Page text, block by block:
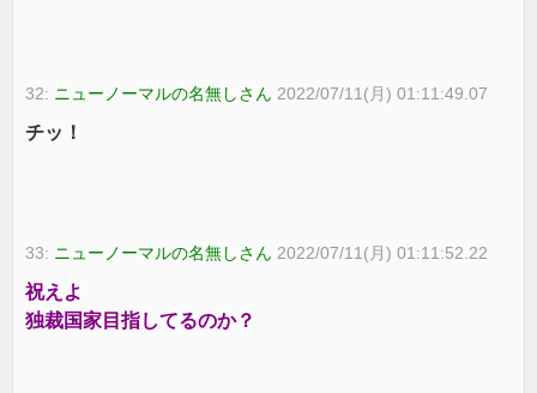
32: ニューノーマルの名無しさん 2022/07/11(月) 01:11:49.07
チッ！
33: ニューノーマルの名無しさん 2022/07/11(月) 01:11:52.22
祝えよ
独裁国家目指してるのか？